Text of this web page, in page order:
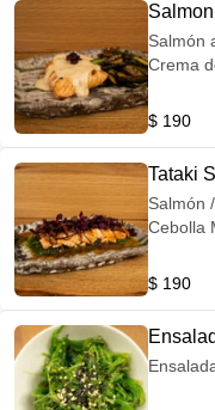
Salmón
Crema
$ 190
Tataki
Salmón
Cebolla
$ 190